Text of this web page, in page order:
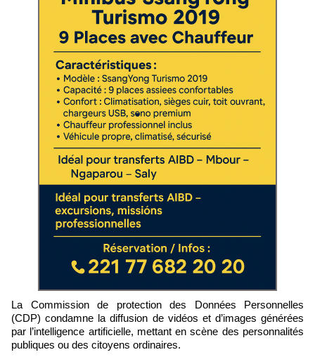
La Commission de protection des Données Personnelles
(CDP) condamne la diffusion de vidéos et d’images générées
par l’intelligence artificielle, mettant en scène des personnalités
publiques ou des citoyens ordinaires.